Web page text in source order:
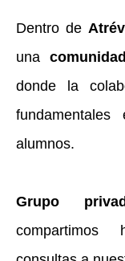
Dentro de
una
donde la
alumnos.
Grupo
compartimos